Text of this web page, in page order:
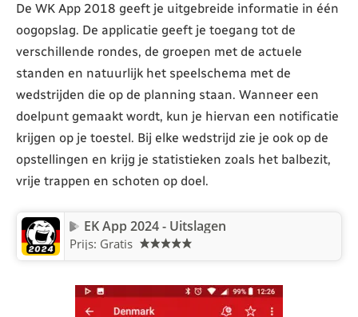
De WK App 2018 geeft je uitgebreide informatie in één
oogopslag. De applicatie geeft je toegang tot de
verschillende rondes, de groepen met de actuele
standen en natuurlijk het speelschema met de
wedstrijden die op de planning staan. Wanneer een
doelpunt gemaakt wordt, kun je hiervan een notificatie
krijgen op je toestel. Bij elke wedstrijd zie je ook op de
opstellingen en krijg je statistieken zoals het balbezit,
vrije trappen en schoten op doel.
EK App 2024 - Uitslagen
Prijs: Gratis